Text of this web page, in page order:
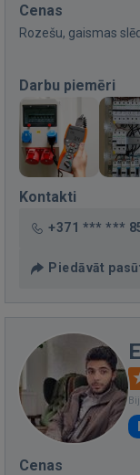
Cenas
Rozešu, gaismas
Darbu piemēri
Kontakti
+371 *** ***
Piedāvāt
Cenas